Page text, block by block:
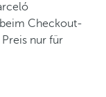
Checkout-
nur für